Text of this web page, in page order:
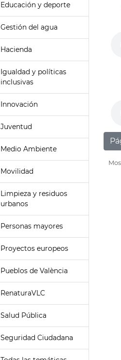
Educación y deporte
Gestión del agua
Hacienda
Igualdad y políticas
inclusivas
Innovación
Juventud
Medio Ambiente
Movilidad
Limpieza y residuos
urbanos
Personas mayores
Proyectos europeos
Pueblos de València
RenaturaVLC
Salud Pública
Seguridad Ciudadana